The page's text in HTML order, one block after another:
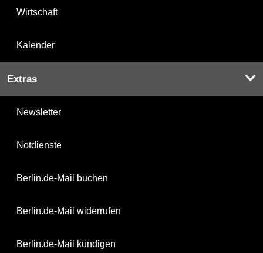
Wirtschaft
Kalender
Extras
Newsletter
Notdienste
Berlin.de-Mail buchen
Berlin.de-Mail widerrufen
Berlin.de-Mail kündigen